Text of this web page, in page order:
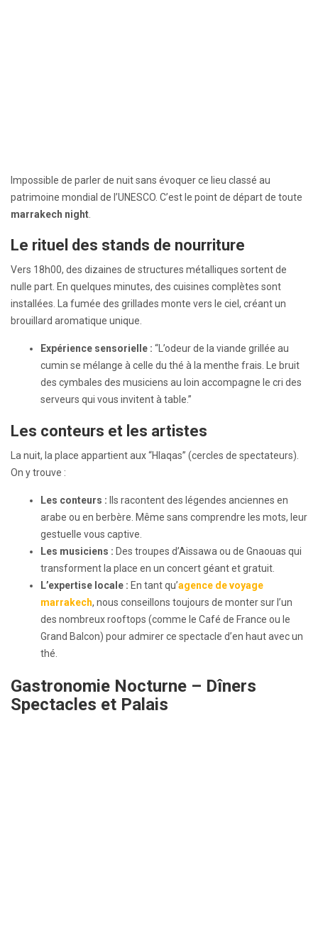
Impossible de parler de nuit sans évoquer ce lieu classé au
patrimoine mondial de l’UNESCO. C’est le point de départ de toute
marrakech night
Le rituel des stands de nourriture
Vers 18h00, des dizaines de structures métalliques sortent de
nulle part. En quelques minutes, des cuisines complètes sont
installées. La fumée des grillades monte vers le ciel, créant un
brouillard aromatique unique.
Expérience sensorielle : “L’odeur de la viande grillée au
cumin se mélange à celle du thé à la menthe frais. Le bruit
des cymbales des musiciens au loin accompagne le cri des
serveurs qui vous invitent à table.”
Les conteurs et les artistes
La nuit, la place appartient aux “Hlaqas” (cercles de spectateurs).
On y trouve :
Les conteurs : Ils racontent des légendes anciennes en
arabe ou en berbère. Même sans comprendre les mots, leur
gestuelle vous captive.
Les musiciens : Des troupes d’Aissawa ou de Gnaouas qui
transforment la place en un concert géant et gratuit.
L’expertise locale : En tant qu’agence de voyage
marrakech, nous conseillons toujours de monter sur l’un
des nombreux rooftops (comme le Café de France ou le
Grand Balcon) pour admirer ce spectacle d’en haut avec un
thé.
Gastronomie Nocturne – Dîners
Spectacles et Palais